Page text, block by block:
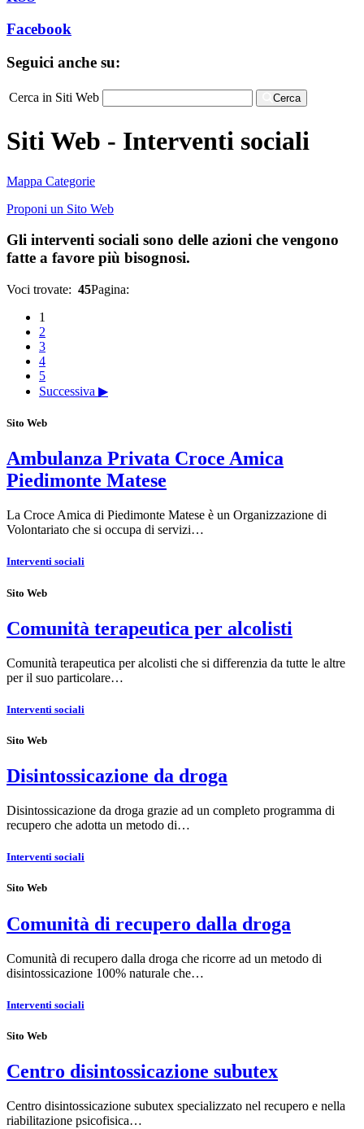
Facebook
Seguici anche su:
Cerca in Siti Web Cerca
Siti Web - Interventi sociali
Mappa Categorie
Proponi un Sito Web
Gli interventi sociali sono delle azioni che vengono
fatte a favore più bisognosi.
Voci trovate: 45Pagina:
1
2
3
4
5
Successiva ▶
Sito Web
Ambulanza Privata Croce Amica
Piedimonte Matese
La Croce Amica di Piedimonte Matese è un Organizzazione di
Volontariato che si occupa di servizi…
Interventi sociali
Sito Web
Comunità terapeutica per alcolisti
Comunità terapeutica per alcolisti che si differenzia da tutte le altre
per il suo particolare…
Interventi sociali
Sito Web
Disintossicazione da droga
Disintossicazione da droga grazie ad un completo programma di
recupero che adotta un metodo di…
Interventi sociali
Sito Web
Comunità di recupero dalla droga
Comunità di recupero dalla droga che ricorre ad un metodo di
disintossicazione 100% naturale che…
Interventi sociali
Sito Web
Centro disintossicazione subutex
Centro disintossicazione subutex specializzato nel recupero e nella
riabilitazione psicofisica…